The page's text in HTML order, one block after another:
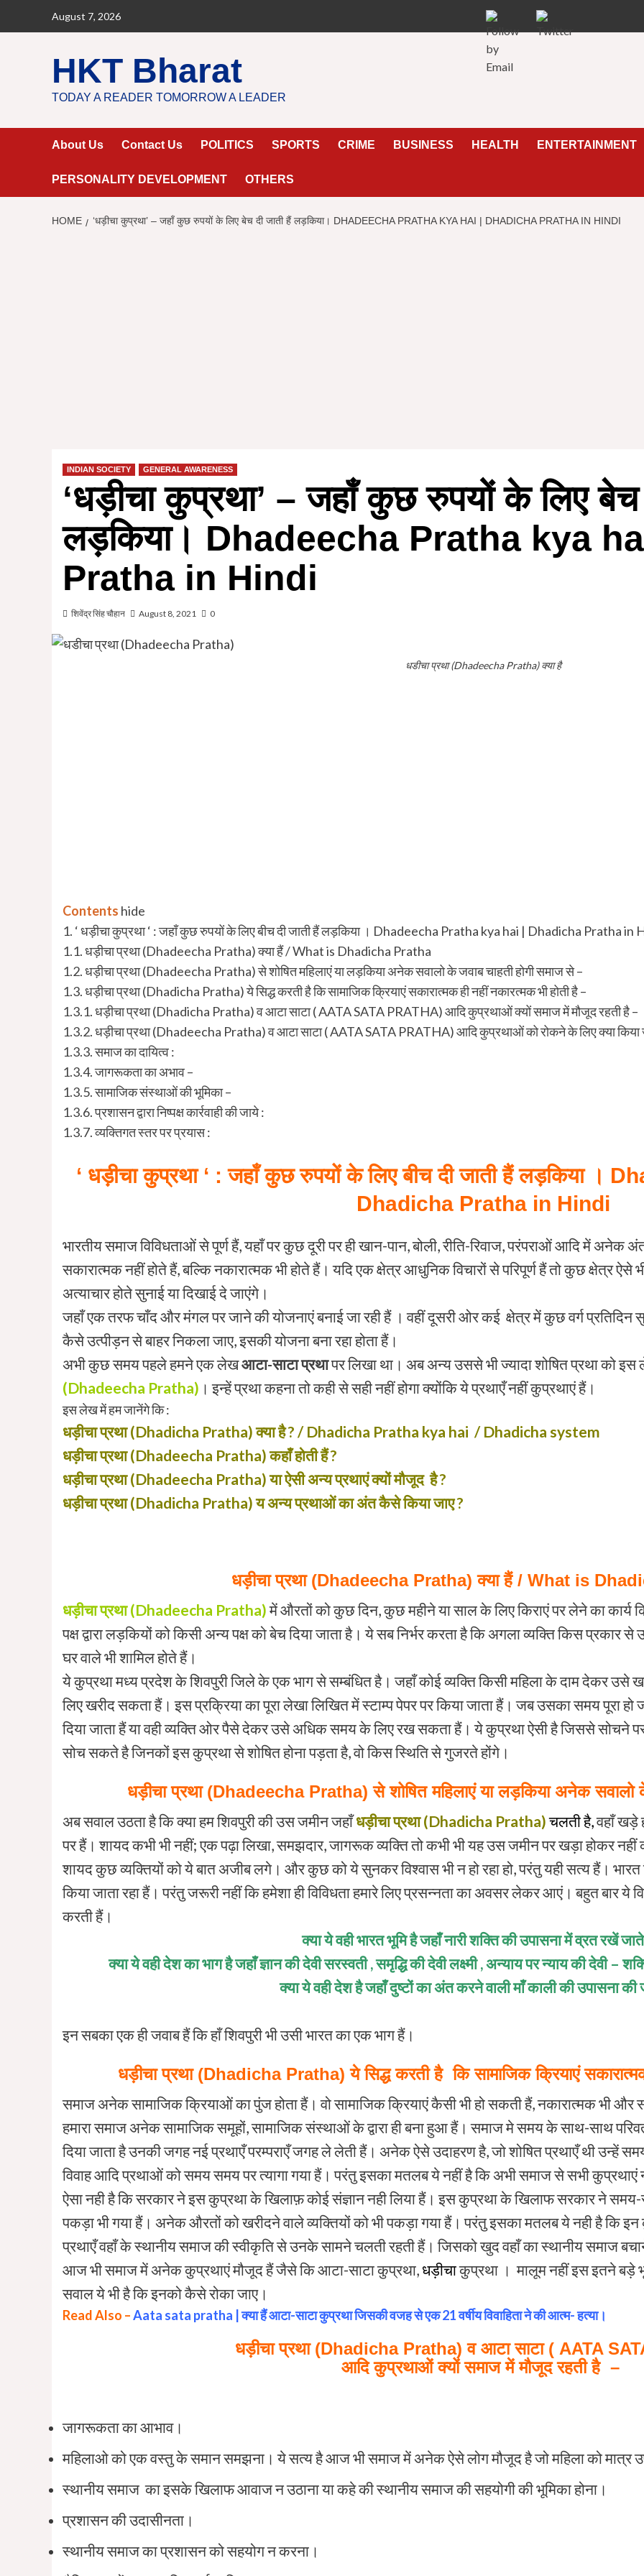
August 7, 2026
HKT Bharat
TODAY A READER TOMORROW A LEADER
About Us Contact Us POLITICS SPORTS CRIME BUSINESS HEALTH ENTERTAINMENT
PERSONALITY DEVELOPMENT OTHERS
HOME ‘धड़ीचा कुप्रथा’ – जहाँ कुछ रुपयों के लिए बेच दी जाती हैं लड़किया। DHADEECHA PRATHA KYA HAI | DHADICHA PRATHA IN HINDI
INDIAN SOCIETY GENERAL AWARENESS
‘धड़ीचा कुप्रथा’ – जहाँ कुछ रुपयों के लिए बेच
लड़किया। Dhadeecha Pratha kya
Pratha in Hindi
शिवेंद्र सिंह चौहान August 8, 2021 0
धडीचा प्रथा (Dhadeecha Pratha) क्या है
Contents hide
1. ‘ धड़ीचा कुप्रथा ‘ : जहाँ कुछ रुपयों के लिए बीच दी जाती हैं लड़किया । Dhadeecha Pratha kya hai | Dhadicha Pratha in
1.1.धड़ीचा प्रथा (Dhadeecha Pratha) क्या हैं / What is Dhadicha Pratha
1.2.धड़ीचा प्रथा (Dhadeecha Pratha) से शोषित महिलाएं या लड़किया अनेक सवालो के जवाब चाहती होगी समाज से –
1.3.धड़ीचा प्रथा (Dhadicha Pratha) ये सिद्ध करती है कि सामाजिक क्रियाएं सकारात्मक ही नहीं नकारत्मक भी होती है –
1.3.1.धड़ीचा प्रथा (Dhadicha Pratha) व आटा साटा ( AATA SATA PRATHA) आदि कुप्रथाओं क्यों समाज में मौजूद रहती है –
1.3.2.धड़ीचा प्रथा (Dhadeecha Pratha) व आटा साटा ( AATA SATA PRATHA) आदि कुप्रथाओं को रोकने के लिए क्या किया
1.3.3.समाज का दायित्व :
1.3.4.जागरूकता का अभाव –
1.3.5.सामाजिक संस्थाओं की भूमिका –
1.3.6.प्रशासन द्वारा निष्पक्ष कार्रवाही की जाये :
1.3.7.व्यक्तिगत स्तर पर प्रयास :
‘ धड़ीचा कुप्रथा ‘ : जहाँ कुछ रुपयों के लिए बीच दी जाती हैं लड़किया
Dhadicha Pratha in Hindi
भारतीय समाज विविधताओं से पूर्ण हैं, यहाँ पर कुछ दूरी पर ही खान-पान, बोली, रीति-रिवाज, परंपराओं आदि में
सकारात्मक नहीं होते हैं, बल्कि नकारात्मक भी होते हैं। यदि एक क्षेत्र आधुनिक विचारों से परिपूर्ण हैं तो कुछ क्षेत्र
अत्याचार होते सुनाई या दिखाई दे जाएंगे।
जहाँ एक तरफ चाँद और मंगल पर जाने की योजनाएं बनाई जा रही हैं । वहीं दूसरी ओर कई क्षेत्र में कुछ वर्ग प्रतिदिन
कैसे उत्पीड़न से बाहर निकला जाए, इसकी योजना बना रहा होता हैं।
अभी कुछ समय पहले हमने एक लेखआटा-साटा प्रथापर लिखा था। अब अन्य उससे भी ज्यादा शोषित प्रथा को
(Dhadeecha Pratha) । इन्हें प्रथा कहना तो कही से सही नहीं होगा क्योंकि ये प्रथाएँ नहीं कुप्रथाएं हैं।
इस लेख में हम जानेंगे कि :
धड़ीचा प्रथा (Dhadicha Pratha) क्या है ? / Dhadicha Pratha kya hai / Dhadicha system
धड़ीचा प्रथा (Dhadeecha Pratha) कहाँ होती हैं ?
धड़ीचा प्रथा (Dhadeecha Pratha) या ऐसी अन्य प्रथाएं क्यों मौजूद है ?
धड़ीचा प्रथा(Dhadicha Pratha) य अन्य प्रथाओं का अंत कैसे किया जाए ?
धड़ीचाप्रथा (Dhadeecha Pratha) क्या हैं / What is
धड़ीचा प्रथा (Dhadeecha Pratha)में औरतों को कुछ दिन, कुछ महीने या साल के लिए किराएं पर लेने का
पक्ष द्वारा लड़कियों को किसी अन्य पक्ष को बेच दिया जाता है। ये सब निर्भर करता है कि अगला व्यक्ति किस
घर वाले भी शामिल होते हैं।
ये कुप्रथा मध्य प्रदेश के शिवपुरी जिले के एक भाग से सम्बंधित है। जहाँ कोई व्यक्ति किसी महिला के दाम देकर उसे
लिए खरीद सकता हैं। इस प्रक्रिया का पूरा लेखा लिखित में स्टाम्प पेपर पर किया जाता हैं। जब उसका समय पूरा हो
दिया जाता हैं या वही व्यक्ति ओर पैसे देकर उसे अधिक समय के लिए रख सकता हैं। ये कुप्रथा ऐसी है जिससे सोचने
सोच सकते है जिनकों इस कुप्रथा से शोषित होना पड़ता है, वो किस स्थिति से गुजरते होंगे।
धड़ीचाप्रथा (Dhadeecha Pratha) से शोषित महिलाएं या लड़किया अनेक सवालो
अब सवाल उठता है कि क्या हम शिवपुरी की उस जमीन जहाँधड़ीचाप्रथा (Dhadicha Pratha) चलती है,वहाँ खड़े
पर हैं। शायद कभी भी नहीं; एक पढ़ा लिखा, समझदार, जागरूक व्यक्ति तो कभी भी यह उस जमीन पर खड़ा होकर नहीं
शायद कुछ व्यक्तियों को ये बात अजीब लगे। और कुछ को ये सुनकर विश्वास भी न हो रहा हो, परंतु यही सत्य हैं।
किया जाता रहा हैं। परंतु जरूरी नहीं कि हमेशा ही विविधता हमारे लिए प्रसन्नता का अवसर लेकर आएं। बहुत बार ये
करती हैं।
क्या ये वही भारत भूमि है जहाँ नारी शक्ति की उपासना में व्रत रखें
क्या ये वही देश का भाग है जहाँ ज्ञान की देवी सरस्वती , समृद्धि की देवी लक्ष्मी , अन्याय पर न्याय की देवी –
क्या ये वही देश है जहाँ दुष्टों का अंत करने वाली माँ काली की उपासना की
इन सबका एक ही जवाब हैं कि हाँ शिवपुरी भी उसी भारत का एक भाग हैं।
धड़ीचाप्रथा (Dhadicha Pratha) ये सिद्ध करती है कि सामाजिक क्रियाएं
समाज अनेक सामाजिक क्रियाओं का पुंज होता हैं। वो सामाजिक क्रियाएं कैसी भी हो सकती हैं, नकारात्मक भी और
हमारा समाज अनेक सामाजिक समूहों, सामाजिक संस्थाओं के द्वारा ही बना हुआ हैं। समाज मे समय के साथ-साथ
दिया जाता है उनकी जगह नई प्रथाएँ परम्पराएँ जगह ले लेती हैं। अनेक ऐसे उदाहरण है, जो शोषित प्रथाएँ थी उन्हें
विवाह आदि प्रथाओं को समय समय पर त्यागा गया हैं। परंतु इसका मतलब ये नहीं है कि अभी समाज से सभी कुप्रथाएं
ऐसा नही है कि सरकार ने इस कुप्रथा के खिलाफ़ कोई संज्ञान नही लिया हैं। इस कुप्रथा के खिलाफ सरकार ने
पकड़ा भी गया हैं। अनेक औरतों को खरीदने वाले व्यक्तियों को भी पकड़ा गया हैं। परंतु इसका मतलब ये नही है कि
प्रथाएँ वहाँ के स्थानीय समाज की स्वीकृति से उनके सामने चलती रहती हैं। जिसको खुद वहाँ का स्थानीय समाज
आज भी समाज में अनेक कुप्रथाएं मौजूद हैं जैसे कि आटा-साटा कुप्रथा, धड़ीचाकुप्रथा । मालूम नहीं इस इतने बड़े
सवाल ये भी है कि इनको कैसे रोका जाए।
Read Also –Aata sata pratha | क्या हैं आटा-साटा कुप्रथा जिसकी वजह से एक 21 वर्षीय विवाहिता ने की आत्म- हत्या।
धड़ीचाप्रथा (Dhadicha Pratha) व आटा साटा ( AATA
आदि कुप्रथाओं क्यों समाज में मौजूद रहती है –
जागरूकता का आभाव।
महिलाओ को एक वस्तु के समान समझना। ये सत्य है आज भी समाज में अनेक ऐसे लोग मौजूद है जो महिला को मात्र
स्थानीय समाज का इसके खिलाफ आवाज न उठाना या कहे की स्थानीय समाज की सहयोगी की भूमिका होना।
प्रशासन की उदासीनता।
स्थानीय समाज का प्रशासन को सहयोग न करना।